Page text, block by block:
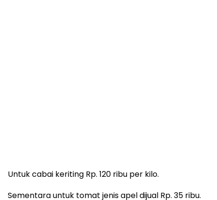
Untuk cabai keriting Rp. 120 ribu per kilo.
Sementara untuk tomat jenis apel dijual Rp. 35 ribu.